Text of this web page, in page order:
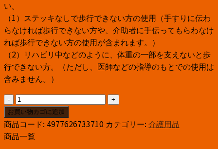
い。
（1）ステッキなしで歩行できない方の使用（手すりに伝わ
らなければ歩行できない方や、介助者に手伝ってもらわなけ
れば歩行できない方の使用が含まれます。）
（2）リハビリ中などのように、体重の一部を支えないと歩
行できない方。（ただし、医師などの指導のもとでの使用は
含みません。）
フ
ジ
ホ
ー
お買い物カゴに追加
商品コード: 4977626733710 カテゴリー: 介護用品
商品一覧